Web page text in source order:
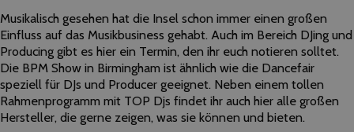
Musikalisch gesehen hat die Insel schon immer einen großen
Einfluss auf das Musikbusiness gehabt. Auch im Bereich DJing und
Producing gibt es hier ein Termin, den ihr euch notieren solltet.
Die BPM Show in Birmingham ist ähnlich wie die Dancefair
speziell für DJs und Producer geeignet. Neben einem tollen
Rahmenprogramm mit TOP Djs findet ihr auch hier alle großen
Hersteller, die gerne zeigen, was sie können und bieten.